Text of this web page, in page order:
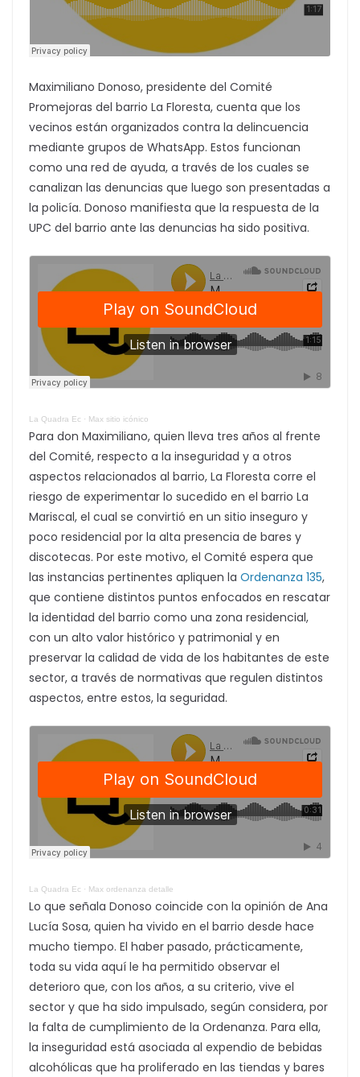
Maximiliano Donoso, presidente del Comité
Promejoras del barrio La Floresta, cuenta que los
vecinos están organizados contra la delincuencia
mediante grupos de WhatsApp. Estos funcionan
como una red de ayuda, a través de los cuales se
canalizan las denuncias que luego son presentadas a
la policía. Donoso manifiesta que la respuesta de la
UPC del barrio ante las denuncias ha sido positiva.
La Quadra Ec · Max sitio icónico
Para don Maximiliano, quien lleva tres años al frente
del Comité, respecto a la inseguridad y a otros
aspectos relacionados al barrio, La Floresta corre el
riesgo de experimentar lo sucedido en el barrio La
Mariscal, el cual se convirtió en un sitio inseguro y
poco residencial por la alta presencia de bares y
discotecas. Por este motivo, el Comité espera que
las instancias pertinentes apliquen la Ordenanza 135,
que contiene distintos puntos enfocados en rescatar
la identidad del barrio como una zona residencial,
con un alto valor histórico y patrimonial y en
preservar la calidad de vida de los habitantes de este
sector, a través de normativas que regulen distintos
aspectos, entre estos, la seguridad.
La Quadra Ec · Max ordenanza detalle
Lo que señala Donoso coincide con la opinión de Ana
Lucía Sosa, quien ha vivido en el barrio desde hace
mucho tiempo. El haber pasado, prácticamente,
toda su vida aquí le ha permitido observar el
deterioro que, con los años, a su criterio, vive el
sector y que ha sido impulsado, según considera, por
la falta de cumplimiento de la Ordenanza. Para ella,
la inseguridad está asociada al expendio de bebidas
alcohólicas que ha proliferado en las tiendas y bares